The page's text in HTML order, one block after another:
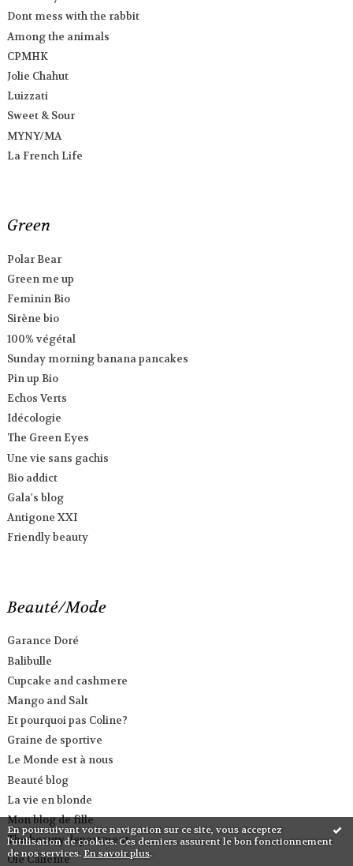
En poursuivant votre navigation sur ce site, vous acceptez
l'utilisation de cookies. Ces derniers assurent le bon fonctionnement
de nos services. En savoir plus.
Dont mess with the rabbit
Among the animals
CPMHK
Jolie Chahut
Luizzati
Sweet & Sour
MYNY/MA
La French Life
Green
Polar Bear
Green me up
Feminin Bio
Sirène bio
100% végétal
Sunday morning banana pancakes
Pin up Bio
Echos Verts
Idécologie
The Green Eyes
Une vie sans gachis
Bio addict
Gala's blog
Antigone XXI
Friendly beauty
Beauté/Mode
Garance Doré
Balibulle
Cupcake and cashmere
Mango and Salt
Et pourquoi pas Coline?
Graine de sportive
Le Monde est à nous
Beauté blog
La vie en blonde
Mon blog de fille
The beauty department
Ole Caliente